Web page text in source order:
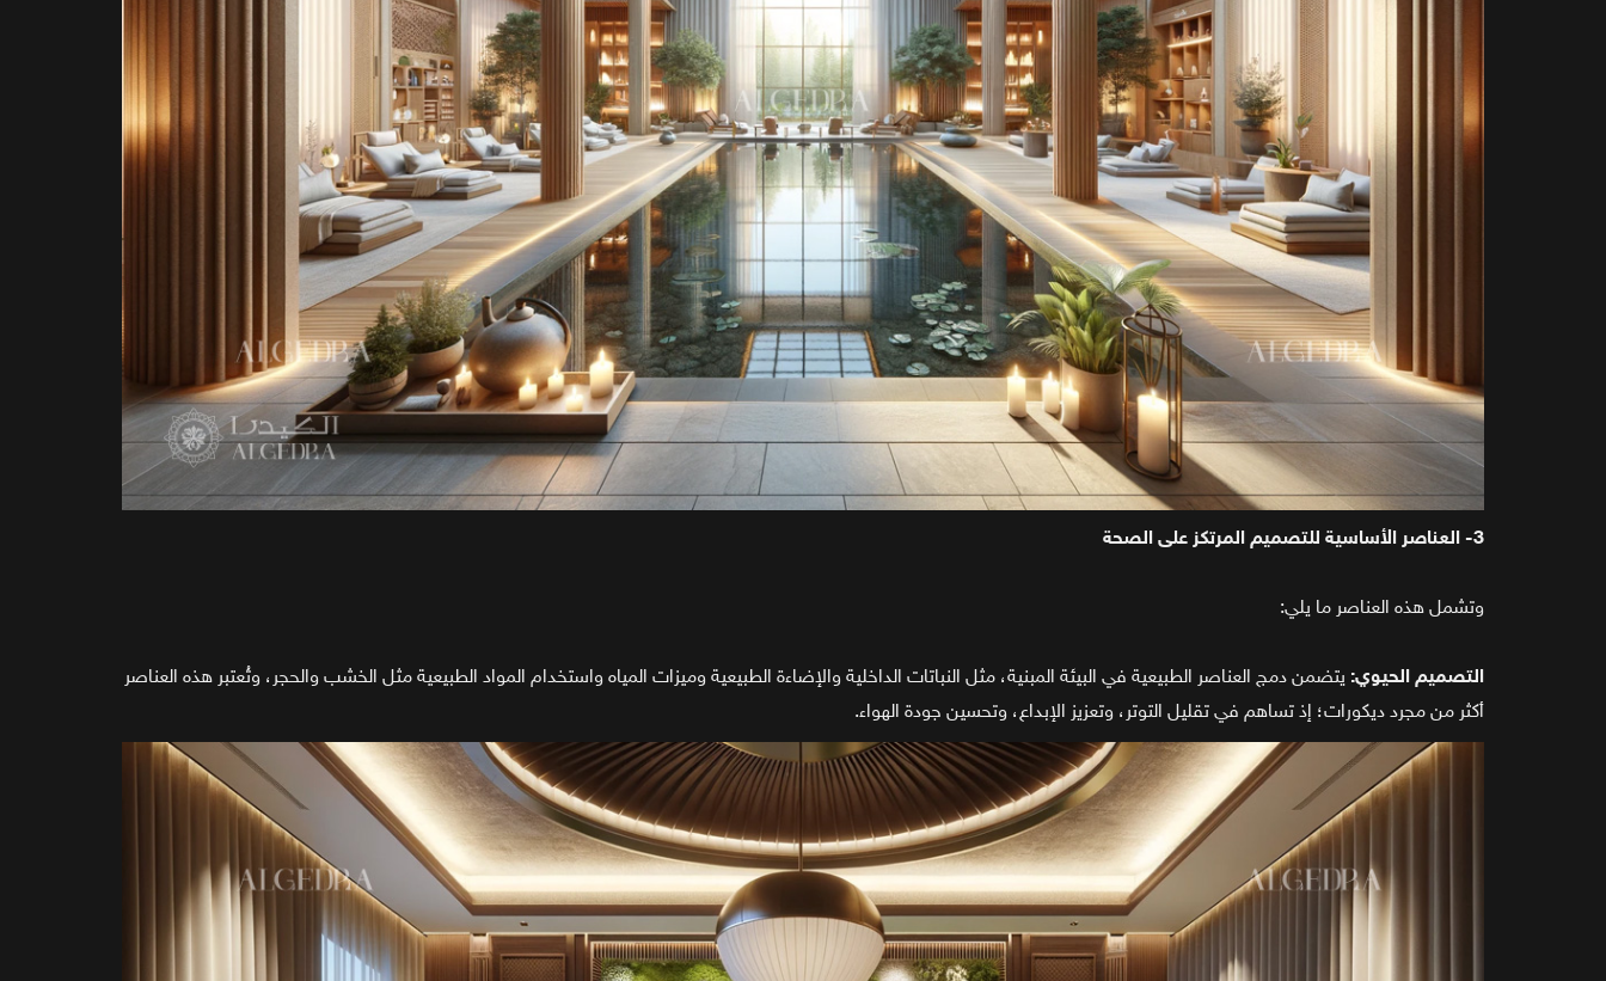
3- العناصر الأساسية للتصميم المرتكز على الصحة
وتشمل هذه العناصر ما يلي:
التصميم الحيوي: يتضمن دمج العناصر الطبيعية في البيئة المبنية، مثل النباتات الداخلية والإضاءة الطبيعية وميزات المياه واستخدام المواد الطبيعية مثل الخشب والحجر، وتُعتبر هذه العناصر
أكثر من مجرد ديكورات؛ إذ تساهم في تقليل التوتر، وتعزيز الإبداع، وتحسين جودة الهواء.